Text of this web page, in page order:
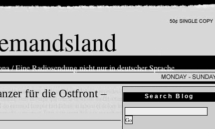
/ Eine Radiosendung nicht nur in deutscher Sprache
für die Ostfront –
Search Blog